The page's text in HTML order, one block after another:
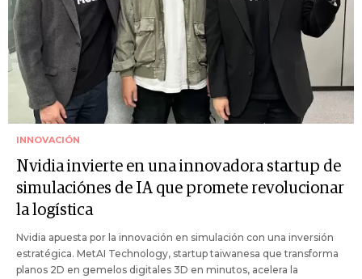
INNOVACIÓN
Nvidia invierte en una innovadora startup de
simulaciónes de IA que promete revolucionar
la logística
Nvidia apuesta por la innovación en simulación con una inversión
estratégica. MetAI Technology, startup taiwanesa que transforma
planos 2D en gemelos digitales 3D en minutos, acelera la